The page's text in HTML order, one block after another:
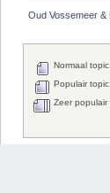
Oud Vossemeer &
Normaal topic
Populair
Zeer populair